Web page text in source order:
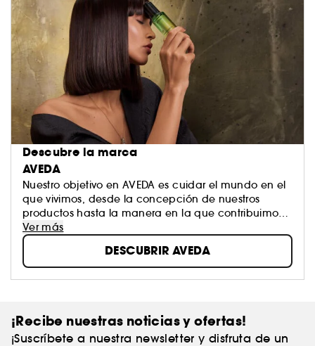
Descubre la marca
AVEDA
Nuestro objetivo en AVEDA es cuidar el mundo en el
que vivimos, desde la concepción de nuestros
productos hasta la manera en la que contribuimos
con la sociedad. Nos esforzamos por ser un ejemplo
para la conservación del medio ambiente, no solo
en lo que se refiere al universo de la cosmética, sino
en lo que respecta al mundo entero.
Ver más
DESCUBRIR AVEDA
¡Recibe nuestras noticias y ofertas!
¡Suscríbete a nuestra newsletter y disfruta de un